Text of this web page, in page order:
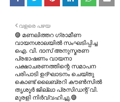
വളരെ പഴയ
🟣 മണലിത്തറ ഗ്രാമീണ
വായനശാലയിൽ സംഘടിപ്പിച്ച
ഐ. വി. ദാസ് അനുസ്മരണ
പ്രഭാഷണം വായനാ
പക്ഷാചരണത്തിന്റെ സമാപന
പരിപാടി ഉദ്ഘാടനം ചെയ്തു
കൊണ്ട് ലൈബ്രറി കൗൺസിൽ
തൃശൂർ ജില്ലാ പ്രസിഡന്റ് വി.
മുരളി നിർവ്വഹിച്ചു.🟣